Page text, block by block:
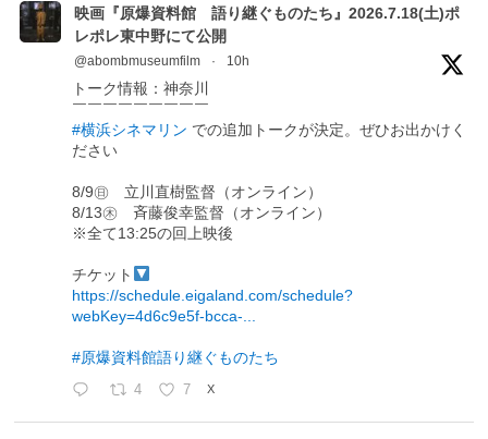
映画『原爆資料館 語り継ぐものたち』2026.7.18(土)ポ
レポレ東中野にて公開
@abombmuseumfilm · 10h
トーク情報：神奈川
￣￣￣￣￣￣￣￣￣
#横浜シネマリン での追加トークが決定。ぜひお出かけく
ださい
8/9㊐ 立川直樹監督（オンライン）
8/13㊍ 斉藤俊幸監督（オンライン）
※全て13:25の回上映後
チケット
https://schedule.eigaland.com/schedule?
webKey=4d6c9e5f-bcca-...
#原爆資料館語り継ぐものたち
4 7 X